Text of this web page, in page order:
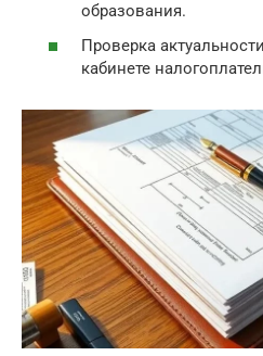
образования.
Проверка
кабинете